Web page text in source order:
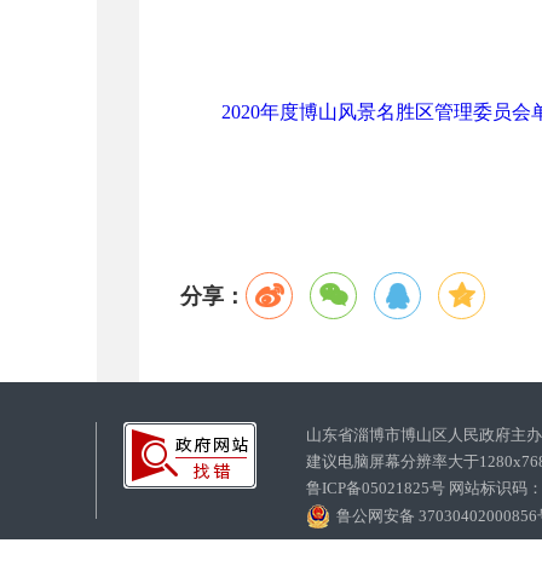
2020年度博山风景名胜区管理委员会
分享：
山东省淄博市博山区人民政府
建议电脑屏幕分辨率大于
鲁ICP备05021825号 网站标识码
鲁公网安备 37030402000856